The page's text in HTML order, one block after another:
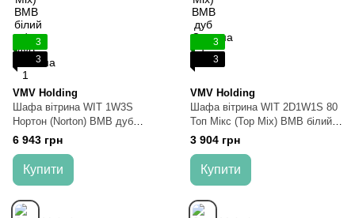
3
3
VMV Holding
Шафа вітрина WIT 1W3S
Нортон (Norton) ВМВ дуб
Сонома
6 943 грн
Купити
3
3
VMV Holding
Шафа вітрина WIT 2D1W1S 80
Топ Мікс (Top Mix) ВМВ білий /
дуб Сонома
3 904 грн
Купити